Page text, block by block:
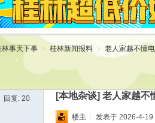
林事天下事 › 桂林新闻报料 › 老人家越不懂
回复: 20 [本地杂谈] 老人家越不
楼主 | 发表于 2026-4-